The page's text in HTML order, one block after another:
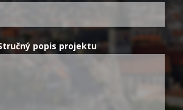
popis projektu